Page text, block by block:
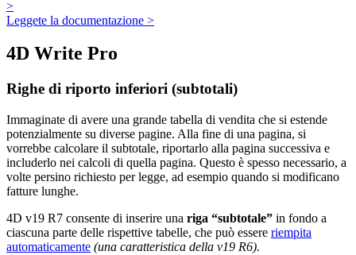
>
Leggete la documentazione >
4D Write Pro
Righe di riporto inferiori (subtotali)
Immaginate di avere una grande tabella di vendita che si estende
potenzialmente su diverse pagine. Alla fine di una pagina, si
vorrebbe calcolare il subtotale, riportarlo alla pagina successiva e
includerlo nei calcoli di quella pagina. Questo è spesso necessario, a
volte persino richiesto per legge, ad esempio quando si modificano
fatture lunghe.
4D v19 R7 consente di inserire una riga “subtotale” in fondo a
ciascuna parte delle rispettive tabelle, che può essere riempita
automaticamente (una caratteristica della v19 R6).